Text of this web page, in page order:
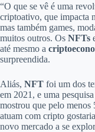
“O que se vê é uma
criptoativo, que impacta
mas também games,
muitos outros. Os NFTs
até mesmo a
surpreendida.
Aliás, NFT foi um dos
em 2021, e uma
mostrou que pelo menos
atuam com cripto
novo mercado a se